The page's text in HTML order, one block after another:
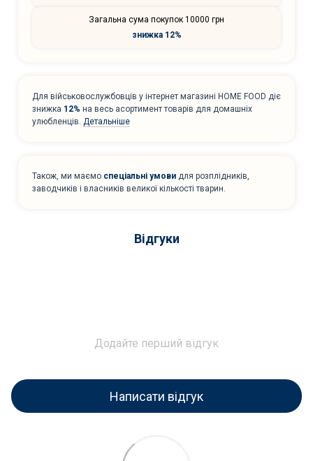
Загальна сума покупок 10000 грн
знижка 12%
Для військовослужбовців у інтернет магазині HOME FOOD діє
знижка 12% на весь асортимент товарів для домашніх
улюбленців. Детальніше
Також, ми маємо спеціальні умови для розплідників,
заводчиків і власників великої кількості тварин.
Відгуки
Додайте перший відгук
Написати відгук